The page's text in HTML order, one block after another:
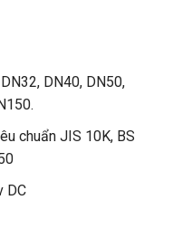
DN40, DN50,
chuẩn JIS 10K, BS
DC